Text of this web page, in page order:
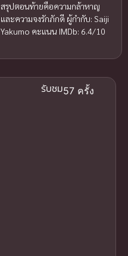
สรุปตอนท้ายคือความกล้าหาญ
และความจงรักภักดี ผู้กำกับ: Saiji
Yakumo คะแนน IMDb: 6.4/10
รับชม57 ครั้ง